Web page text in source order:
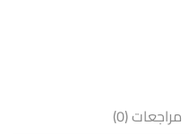
مراجعات (0)